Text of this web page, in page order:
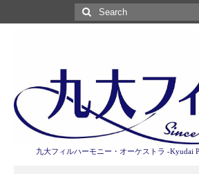
Search
for:
九大フィルハーモニー・オーケストラ -Kyudai